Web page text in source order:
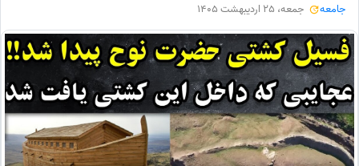
جامعه جمعه، 25 اردیبهشت 1405